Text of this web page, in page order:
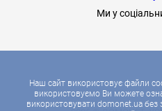
Наш сайт використовує файли
використовуємо Ви можете
використовувати domonet.ua без
Ми у